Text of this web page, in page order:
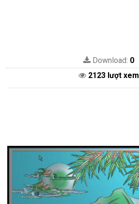
Download: 0
2123 lượt xem